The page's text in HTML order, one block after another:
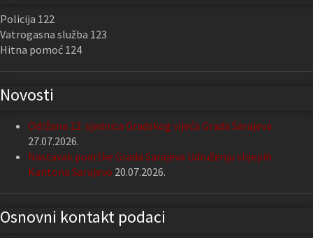
Policija 122
Vatrogasna služba 123
Hitna pomoć 124
Novosti
Održana 13. sjednica Gradskog vijeća Grada Sarajeva
27.07.2026.
Nastavak podrške Grada Sarajeva Udruženju slijepih
Kantona Sarajevo 20.07.2026.
Osnovni kontakt podaci